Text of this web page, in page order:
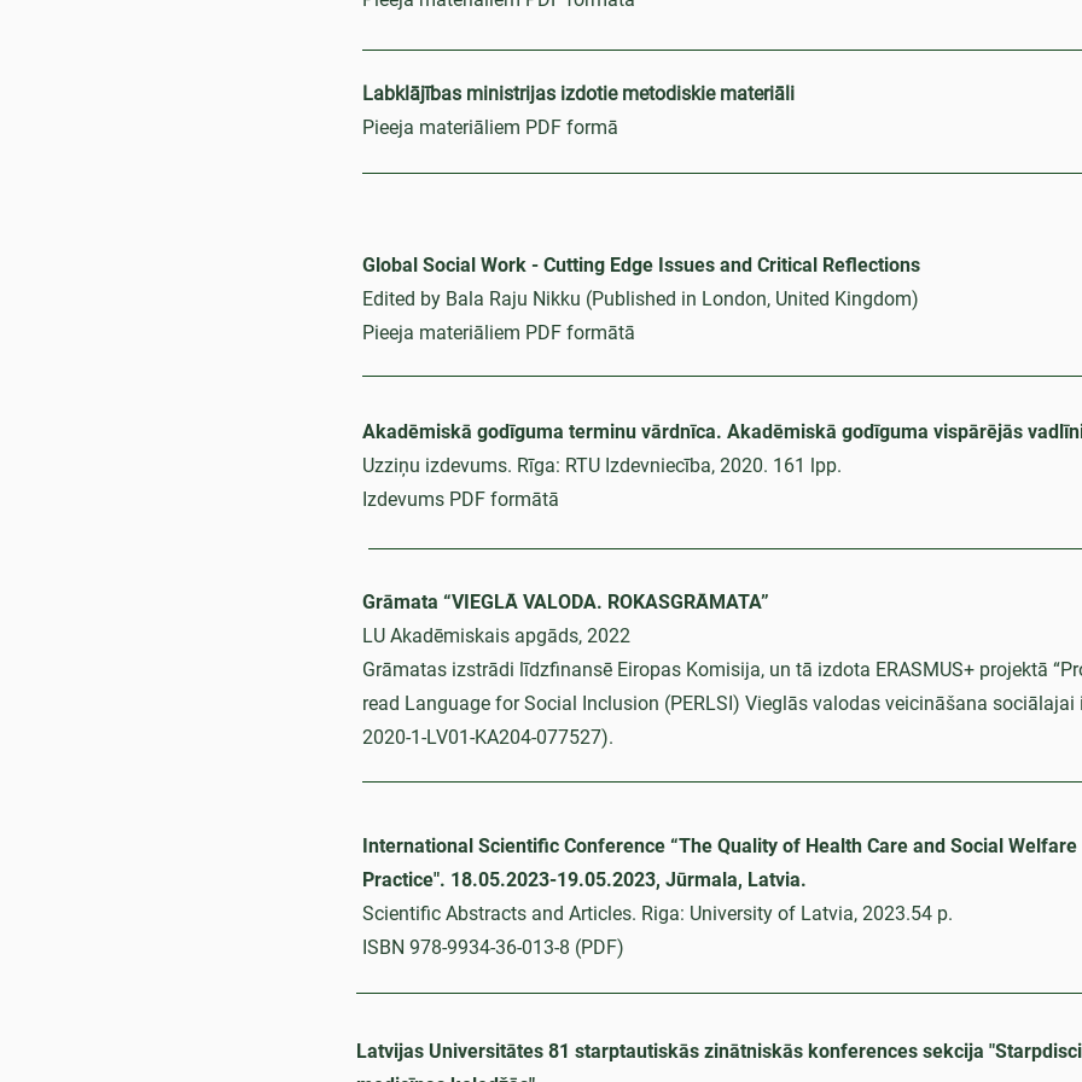
Labklājības ministrijas izdotie metodiskie materiāli
Pieeja materiāliem PDF formā
Global Social Work - Cutting Edge Issues and Critical Reflections
Edited by Bala Raju Nikku (Published in London, United Kingdom)
Pieeja materiāliem PDF formātā
Akadēmiskā godīguma terminu vārdnīca. Akadēmiskā godīguma vispārējās
Uzziņu izdevums. Rīga: RTU Izdevniecība, 2020. 161 lpp.
Izdevums PDF formātā
Grāmata “VIEGLĀ VALODA. ROKASGRĀMATA”
LU Akadēmiskais apgāds, 2022
Grāmatas izstrādi līdzfinansē Eiropas Komisija, un tā izdota ERASMUS+ projektā
read Language for Social Inclusion (PERLSI) Vieglās valodas veicināšana sociālajai
2020-1-LV01-KA204-077527).
International Scientific Conference “The Quality of Health Care and Social
Practice". 18.05.2023-19.05.2023, Jūrmala, Latvia.
Scientific Abstracts and Articles. Riga: University of Latvia, 2023.54 p.
ISBN 978-9934-36-013-8 (PDF)
Latvijas Universitātes 81 starptautiskās zinātniskās konferences sekcija